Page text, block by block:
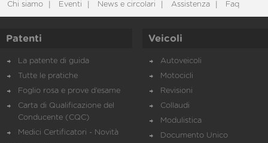
Chi siamo Eventi News e circolari Assistenza Faq
Patenti
La patente di guida
Tutte le pratiche
Foglio rosa e prove d’esame
Carta di Qualificazione del
Conducente (CQC)
Medici Certificatori - Novità
Veicoli
Autoveicoli
Motocicli
Revisioni
Collaudi
Modulistica
Documento Unico